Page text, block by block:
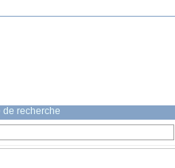
de recherche